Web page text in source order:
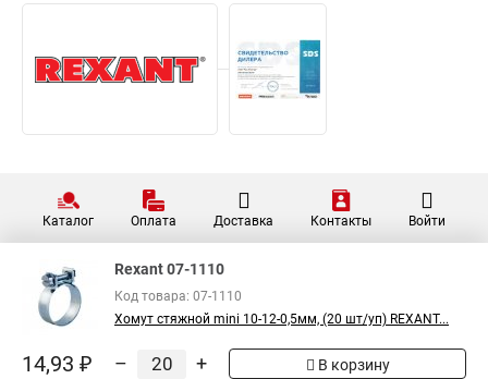
Каталог Оплата Доставка Контакты Войти
Rexant 07-1110
Код товара: 07-1110
Хомут стяжной mini 10-12-0,5мм, (20 шт/уп) REXANT...
14,93 ₽ – + В корзину